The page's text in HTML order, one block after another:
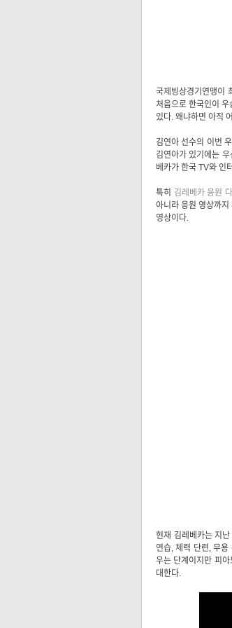
국제빙상경기연맹이
처음으로 한국인이
있다. 왜냐하면 아직
김연아 선수의 이번
김연아가 있기에는
베카가 한국 TV와 인
특히 김레베카 응원
아니라 응원 영상까
영상이다.
현재 김레베카는 지난
연습, 체력 단련, 무용
우는 단계이지만 피
대한다.